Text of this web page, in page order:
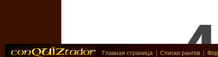
Главная страница Списки рангов